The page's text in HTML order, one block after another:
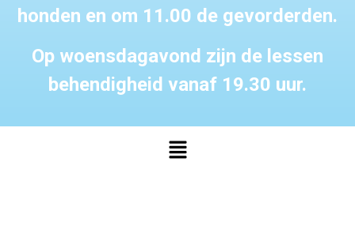
honden en om 11.00 de gevorderden.
Op woensdagavond zijn de lessen
behendigheid vanaf 19.30 uur.